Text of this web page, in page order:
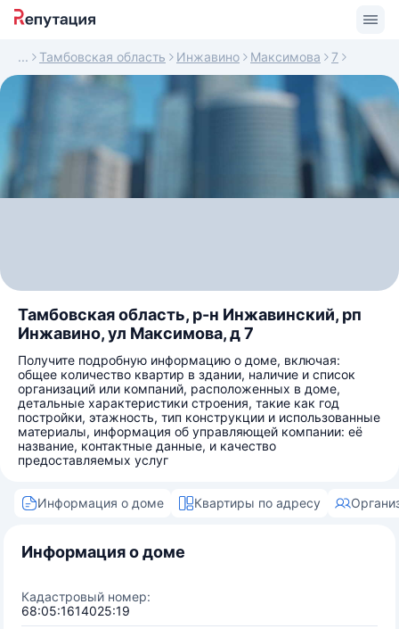
Тамбовская область Инжавино Максимова 7
Тамбовская область, р-н Инжавинский, рп
Инжавино, ул Максимова, д 7
Получите подробную информацию о доме, включая:
общее количество квартир в здании, наличие и список
организаций или компаний, расположенных в доме,
детальные характеристики строения, такие как год
постройки, этажность, тип конструкции и использованные
материалы, информация об управляющей компании: её
название, контактные данные, и качество
предоставляемых услуг
Информация о доме Квартиры по адресу
Информация о доме
Кадастровый номер:
68:05:1614025:19